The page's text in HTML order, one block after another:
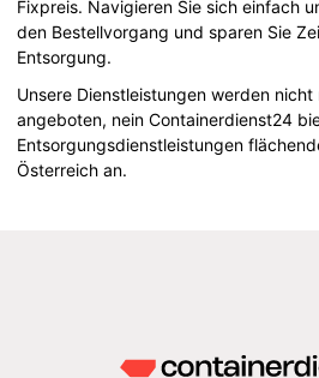
Fixpreis. Navigieren Sie sich einfach
den Bestellvorgang und sparen Sie
Entsorgung.
Unsere Dienstleistungen werden
angeboten, nein Containerdienst24
Entsorgungsdienstleistungen
Österreich an.